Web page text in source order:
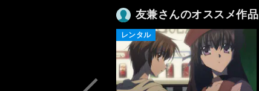
場面が描写されてたり各キャ
ラやアスラマキーナが超カッ
コよくなってて最高！など見
どころは多いですけど、展開
はぶっちゃけめちゃくちゃで
す(笑)やはり全14巻(本編は13
友兼さんのオススメ作品
レンタル